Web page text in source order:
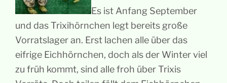
Es ist Anfang September
und das Trixihörnchen legt bereits große
Vorratslager an. Erst lachen alle über das
eifrige Eichhörnchen, doch als der Winter viel
zu früh kommt, sind alle froh über Trixis